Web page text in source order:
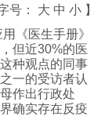
号： 大 中 小 】
《医生手册》
但近30%的医
种观点的同事
一的受访者认
作出行政处
确实存在反疫